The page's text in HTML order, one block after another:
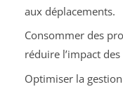
aux déplacements.
Consommer des
réduire l’impact des
Optimiser la